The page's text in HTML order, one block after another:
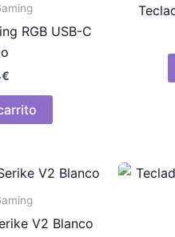
RGB USB-C
€
V2 Blanco